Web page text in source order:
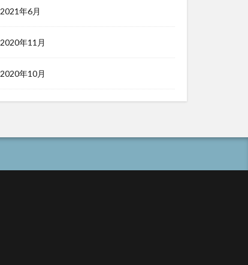
2021年6月
2020年11月
2020年10月